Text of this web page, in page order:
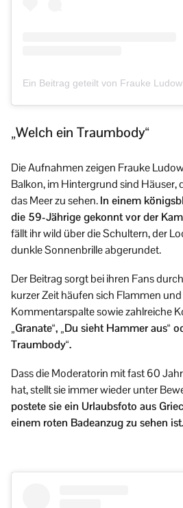
„Welch ein Traumbody“
Die Aufnahmen zeigen Frauke
Balkon, im Hintergrund sind Häuser,
das Meer zu sehen.In einem
die 59-Jährige gekonnt vor der
fällt ihr wild über die Schultern, der
dunkle Sonnenbrille abgerundet.
Der Beitrag sorgt bei ihren Fans
kurzer Zeit häufen sich Flammen
Kommentarspalte sowie zahlreiche
„Granate“, „Du sieht Hammer aus“
Traumbody“.
Dass die Moderatorin mit fast 60
hat, stellt sie immer wieder unter
postete sie ein Urlaubsfoto aus
einem roten Badeanzug zu sehen ist.